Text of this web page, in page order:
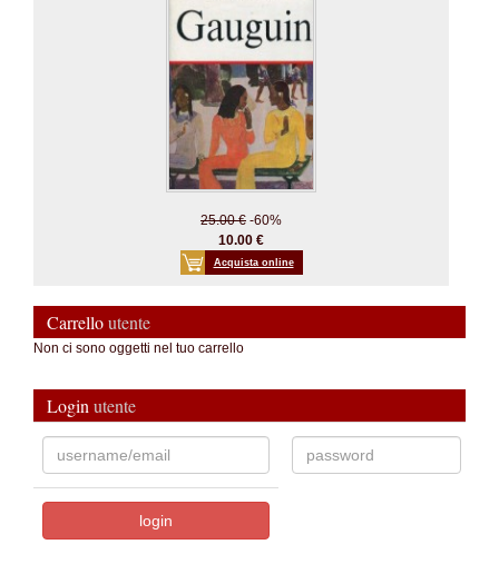
25.00 € -60%
10.00 €
Acquista online
Carrelloutente
Non ci sono oggetti nel tuo carrello
Login utente